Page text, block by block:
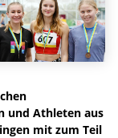
und Athleten aus
mit zum Teil